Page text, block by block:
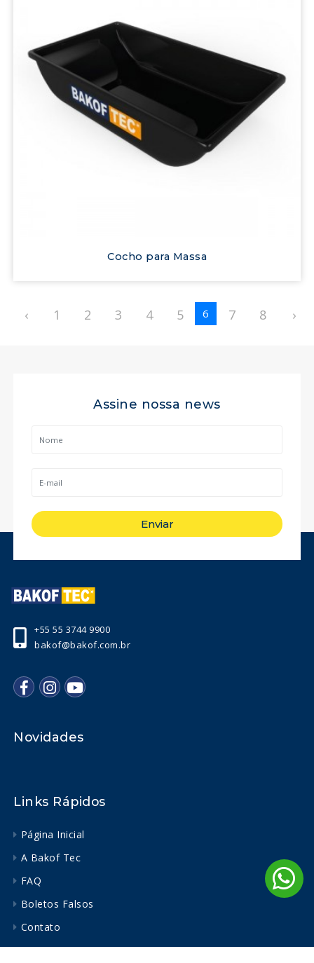
Cocho para Massa
‹ 1 2 3 4 5 6 7 8 ›
Assine nossa news
Enviar
+55 55 3744 9900
bakof@bakof.com.br
Novidades
Links Rápidos
Página Inicial
A Bakof Tec
FAQ
Boletos Falsos
Contato